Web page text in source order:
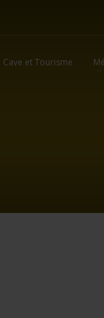
Cave et Tourisme